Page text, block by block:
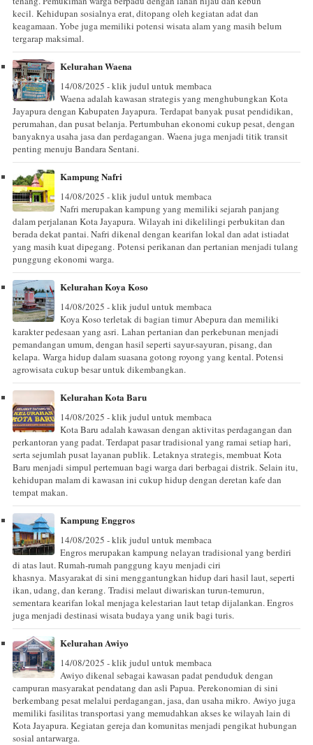
kecil. Kehidupan sosialnya erat, ditopang oleh kegiatan adat dan
keagamaan. Yobe juga memiliki potensi wisata alam yang masih belum
tergarap maksimal.
Kelurahan Waena
14/08/2025 - klik judul untuk membaca
Waena adalah kawasan strategis yang menghubungkan Kota
Jayapura dengan Kabupaten Jayapura. Terdapat banyak pusat pendidikan,
perumahan, dan pusat belanja. Pertumbuhan ekonomi cukup pesat, dengan
banyaknya usaha jasa dan perdagangan. Waena juga menjadi titik transit
penting menuju Bandara Sentani.
Kampung Nafri
14/08/2025 - klik judul untuk membaca
Nafri merupakan kampung yang memiliki sejarah panjang
dalam perjalanan Kota Jayapura. Wilayah ini dikelilingi perbukitan dan
berada dekat pantai. Nafri dikenal dengan kearifan lokal dan adat istiadat
yang masih kuat dipegang. Potensi perikanan dan pertanian menjadi tulang
punggung ekonomi warga.
Kelurahan Koya Koso
14/08/2025 - klik judul untuk membaca
Koya Koso terletak di bagian timur Abepura dan memiliki
karakter pedesaan yang asri. Lahan pertanian dan perkebunan menjadi
pemandangan umum, dengan hasil seperti sayur-sayuran, pisang, dan
kelapa. Warga hidup dalam suasana gotong royong yang kental. Potensi
agrowisata cukup besar untuk dikembangkan.
Kelurahan Kota Baru
14/08/2025 - klik judul untuk membaca
Kota Baru adalah kawasan dengan aktivitas perdagangan dan
perkantoran yang padat. Terdapat pasar tradisional yang ramai setiap hari,
serta sejumlah pusat layanan publik. Letaknya strategis, membuat Kota
Baru menjadi simpul pertemuan bagi warga dari berbagai distrik. Selain itu,
kehidupan malam di kawasan ini cukup hidup dengan deretan kafe dan
tempat makan.
Kampung Enggros
14/08/2025 - klik judul untuk membaca
Engros merupakan kampung nelayan tradisional yang berdiri
di atas laut. Rumah-rumah panggung kayu menjadi ciri
khasnya. Masyarakat di sini menggantungkan hidup dari hasil laut, seperti
ikan, udang, dan kerang. Tradisi melaut diwariskan turun-temurun,
sementara kearifan lokal menjaga kelestarian laut tetap dijalankan. Engros
juga menjadi destinasi wisata budaya yang unik bagi turis.
Kelurahan Awiyo
14/08/2025 - klik judul untuk membaca
Awiyo dikenal sebagai kawasan padat penduduk dengan
campuran masyarakat pendatang dan asli Papua. Perekonomian di sini
berkembang pesat melalui perdagangan, jasa, dan usaha mikro. Awiyo juga
memiliki fasilitas transportasi yang memudahkan akses ke wilayah lain di
Kota Jayapura. Kegiatan gereja dan komunitas menjadi pengikat hubungan
sosial antarwarga.